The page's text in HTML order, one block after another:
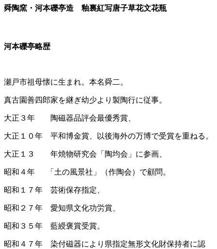
舜陶窯・河本礫亭造 釉裏紅写唐子草花文花瓶
河本礫亭略歴
瀬戸市祖母懐に生まれ。本名舜二。
真古園善四郎家を継ぎ幼少より製陶行に従事。
大正３年 陶磁器品評会最優秀賞、
大正１０年 平和博金賞、以後海外の万博で受賞を重ねる。
大正１３ 年焼物研究会「陶均会」に参画、
昭和４年 「土の風景社」（作陶会）で顧問。
昭和１７年 芸術保存指定、
昭和２７年 愛知県文化功労賞、
昭和３５年 藍綬褒賞受賞。
昭和４７年 染付磁器により県指定無形文化財保持者に認